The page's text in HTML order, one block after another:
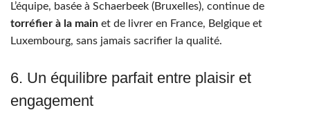
L’équipe, basée à Schaerbeek (Bruxelles), continue de
torréfier à la main et de livrer en France, Belgique et
Luxembourg, sans jamais sacrifier la qualité.
6. Un équilibre parfait entre plaisir et
engagement